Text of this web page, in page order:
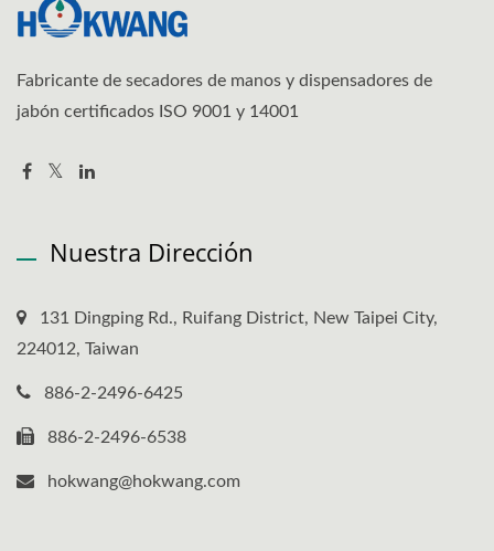
Fabricante de secadores de manos y dispensadores de
jabón certificados ISO 9001 y 14001
Nuestra Dirección
131 Dingping Rd., Ruifang District, New Taipei City,
224012, Taiwan
886-2-2496-6425
886-2-2496-6538
hokwang@hokwang.com